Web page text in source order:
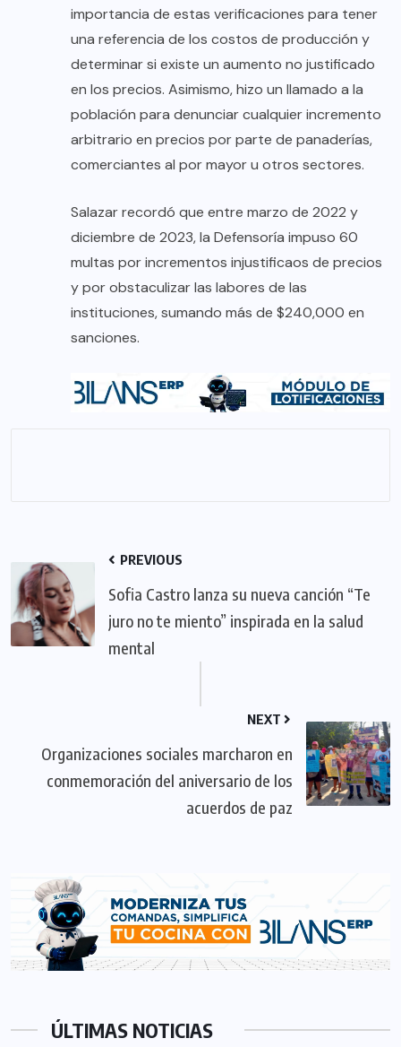
importancia de estas verificaciones para tener
una referencia de los costos de producción y
determinar si existe un aumento no justificado
en los precios. Asimismo, hizo un llamado a la
población para denunciar cualquier incremento
arbitrario en precios por parte de panaderías,
comerciantes al por mayor u otros sectores.
Salazar recordó que entre marzo de 2022 y
diciembre de 2023, la Defensoría impuso 60
multas por incrementos injustificaos de precios
y por obstaculizar las labores de las
instituciones, sumando más de $240,000 en
sanciones.
PREVIOUS
Sofia Castro lanza su nueva canción “Te
juro no te miento” inspirada en la salud
mental
NEXT
Organizaciones sociales marcharon en
conmemoración del aniversario de los
acuerdos de paz
ÚLTIMAS NOTICIAS